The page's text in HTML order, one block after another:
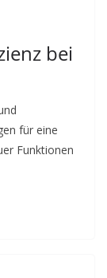
bei
für eine
Funktionen